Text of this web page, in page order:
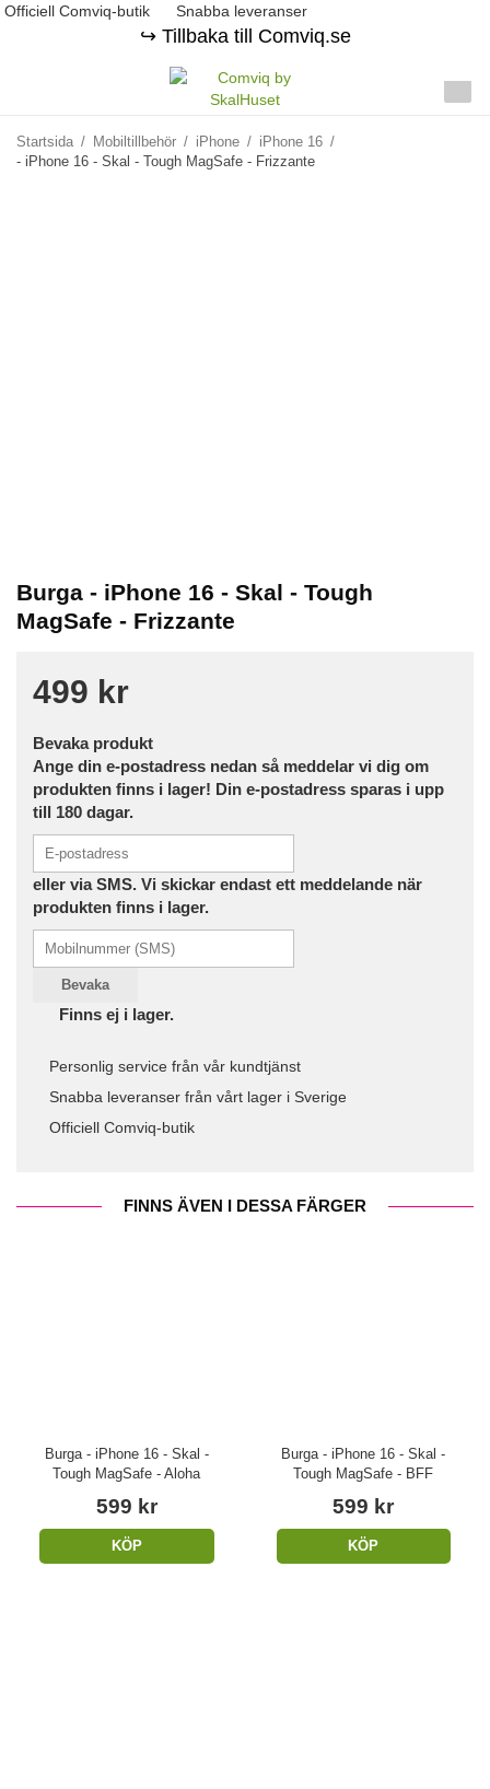
Officiell Comviq-butik Snabba leveranser
↪️ Tillbaka till Comviq.se
Startsida / Mobiltillbehör / iPhone / iPhone 16 /
- iPhone 16 - Skal - Tough MagSafe - Frizzante
Burga - iPhone 16 - Skal - Tough
MagSafe - Frizzante
499 kr
Bevaka produkt
Ange din e-postadress nedan så meddelar vi dig om
produkten finns i lager! Din e-postadress sparas i upp
till 180 dagar.
eller via SMS. Vi skickar endast ett meddelande när
produkten finns i lager.
Bevaka
Finns ej i lager.
Personlig service från vår kundtjänst
Snabba leveranser från vårt lager i Sverige
Officiell Comviq-butik
FINNS ÄVEN I DESSA FÄRGER
Burga - iPhone 16 - Skal -
Tough MagSafe - Aloha
599 kr
KÖP
Burga - iPhone 16 - Skal -
Tough MagSafe - BFF
599 kr
KÖP